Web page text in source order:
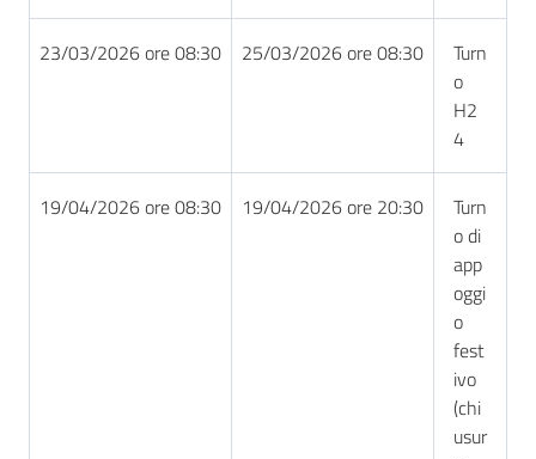
23/03/2026 ore 08:30 25/03/2026 ore 08:30
Turn
o
H2
4
19/04/2026 ore 08:30 19/04/2026 ore 20:30
Turn
o di
app
oggi
o
fest
ivo
(chi
usur